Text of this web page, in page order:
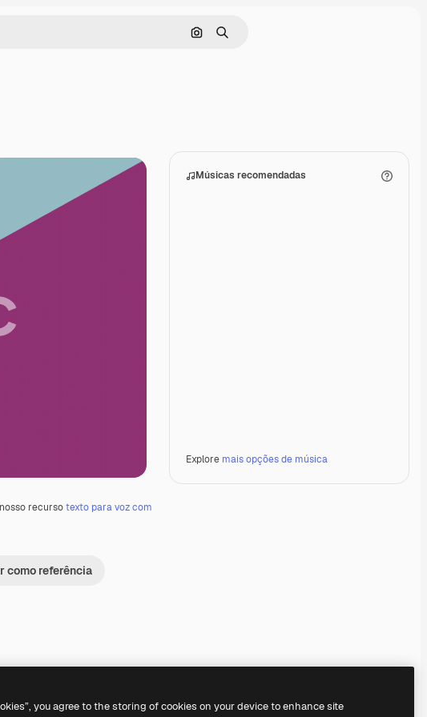
Pesquisar por imagem
Buscar
recursotexto para voz com
como referência
Músicas recomendadas
Explore mais opções de música
Premium
Premium Premium
Premium
you agree to the storing of cookies on your device to enhance site